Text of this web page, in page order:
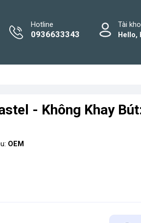
Hotline
0936633343
Tài
Hello,
- Không Khay
OEM